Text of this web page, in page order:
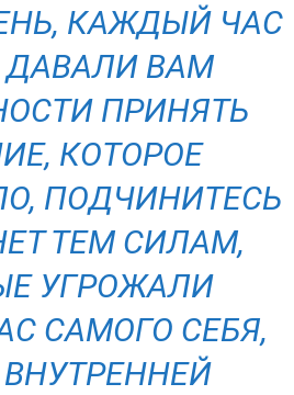
КАЖДЫЙ ЧАС
ВАМ
ПРИНЯТЬ
КОТОРОЕ
ПОДЧИНИТЕСЬ
ТЕМ СИЛАМ,
УГРОЖАЛИ
САМОГО СЕБЯ,